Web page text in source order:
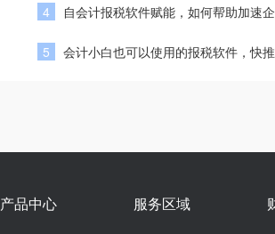
4 自会计报税软件赋能，如何帮助加速
5 会计小白也可以使用的报税软件，快
产品中心 服务区域